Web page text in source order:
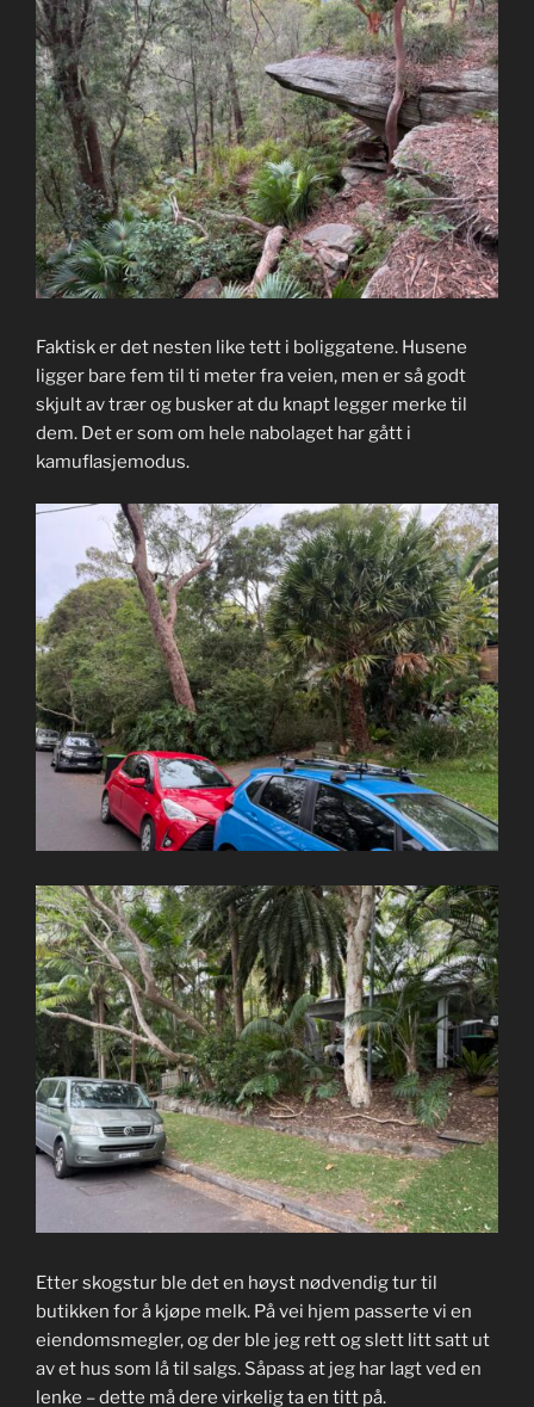
Faktisk er det nesten like tett i boliggatene. Husene
ligger bare fem til ti meter fra veien, men er så godt
skjult av trær og busker at du knapt legger merke til
dem. Det er som om hele nabolaget har gått i
kamuflasjemodus.
Etter skogstur ble det en høyst nødvendig tur til
butikken for å kjøpe melk. På vei hjem passerte vi en
eiendomsmegler, og der ble jeg rett og slett litt satt ut
av et hus som lå til salgs. Såpass at jeg har lagt ved en
lenke – dette må dere virkelig ta en titt på.